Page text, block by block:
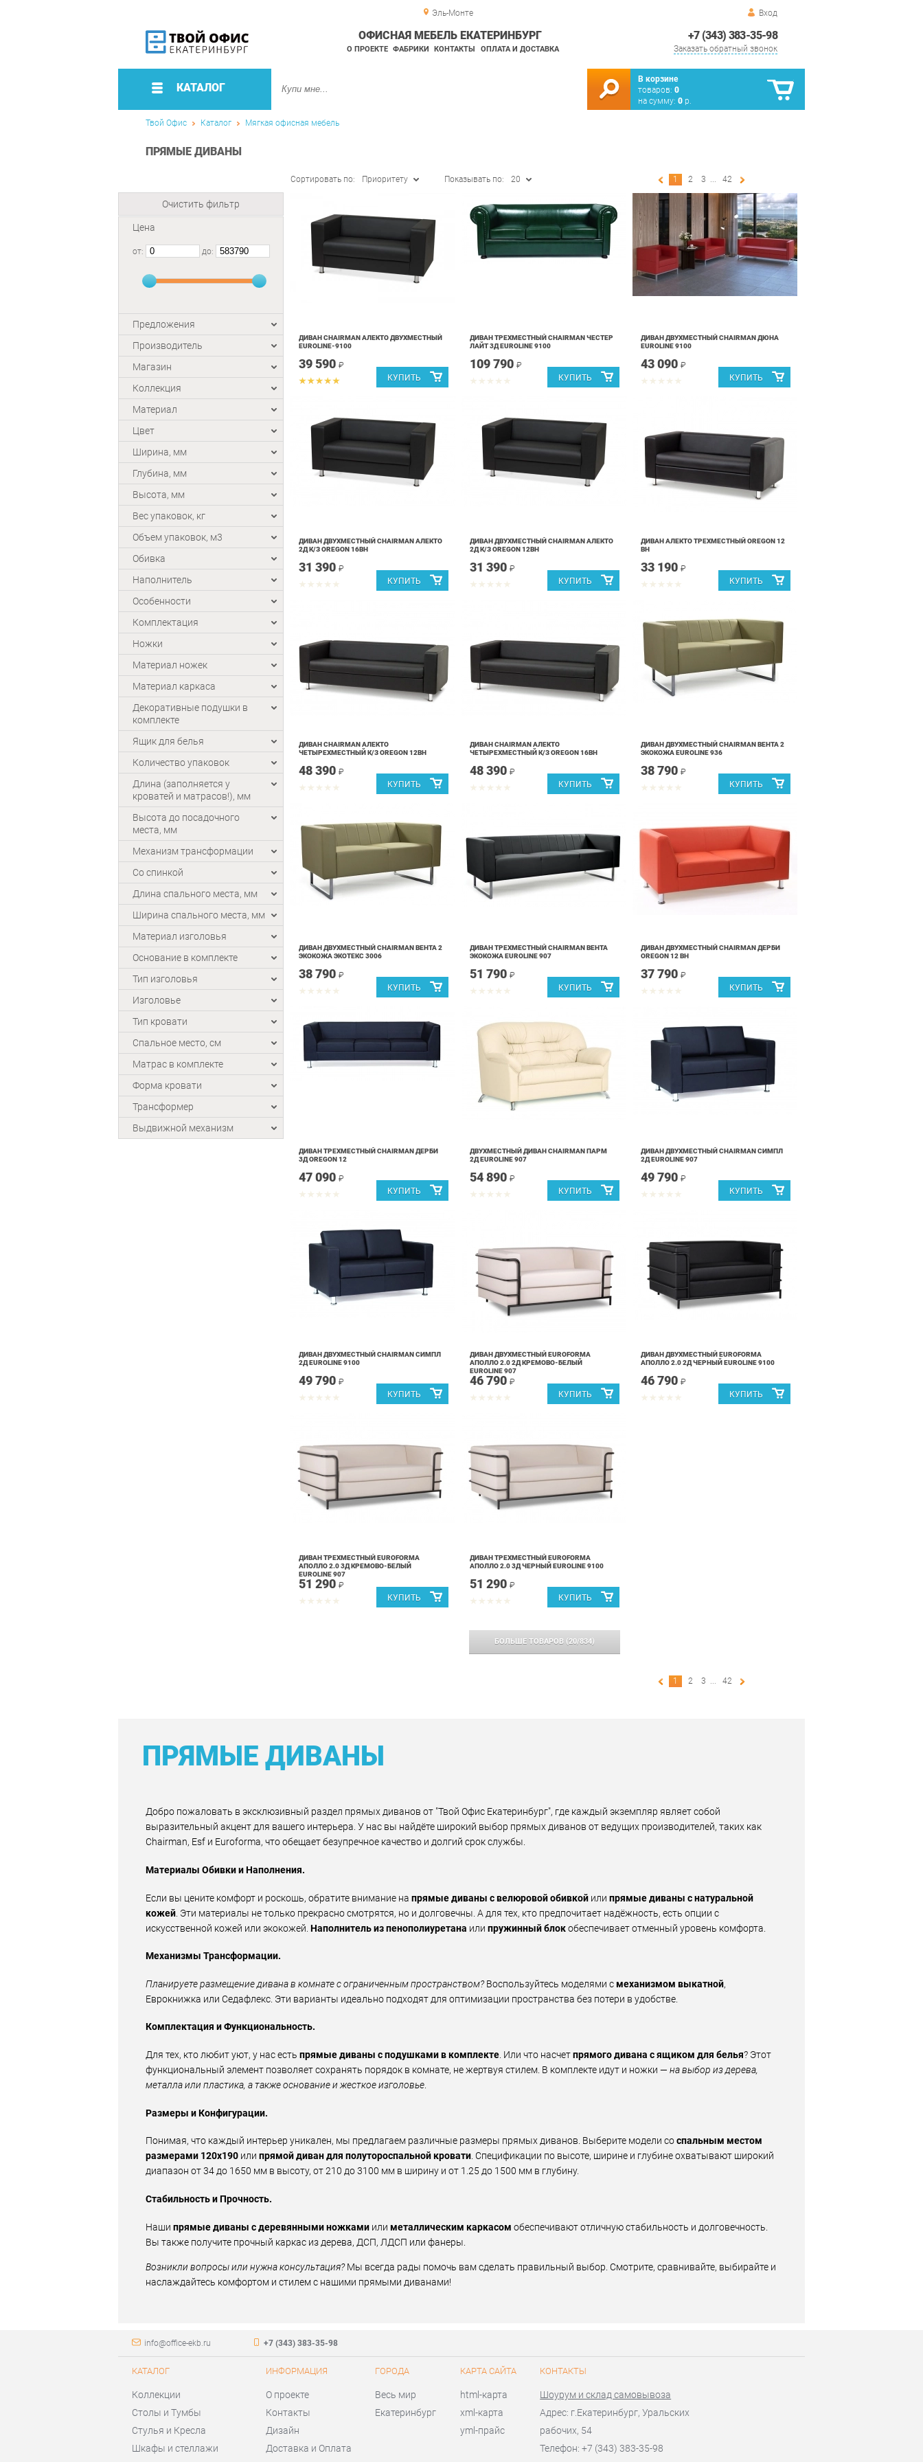
Эль-Монте Вход
+7 (343) 383-35-98
Заказать обратный звонок
ОФИСНАЯ МЕБЕЛЬ ЕКАТЕРИНБУРГ
О ПРОЕКТЕ ФАБРИКИ КОНТАКТЫ ОПЛАТА И ДОСТАВКА
КАТАЛОГ
В корзине
товаров: 0
на сумму: 0 р.
Твой Офис Каталог Мягкая офисная мебель
ПРЯМЫЕ ДИВАНЫ
Очистить фильтр
Цена
от: до:
Предложения
Производитель
Магазин
Коллекция
Материал
Цвет
Ширина, мм
Глубина, мм
Высота, мм
Вес упаковок, кг
Объем упаковок, м3
Обивка
Наполнитель
Особенности
Комплектация
Ножки
Материал ножек
Материал каркаса
Декоративные подушки в
комплекте
Ящик для белья
Количество упаковок
Длина (заполняется у
кроватей и матрасов!), мм
Высота до посадочного
места, мм
Механизм трансформации
Со спинкой
Длина спального места, мм
Ширина спального места, мм
Материал изголовья
Основание в комплекте
Тип изголовья
Изголовье
Тип кровати
Спальное место, см
Матрас в комплекте
Форма кровати
Трансформер
Выдвижной механизм
Сортировать по: Приоритету Показывать по: 20 1 2 3 ... 42
ДИВАН CHAIRMAN АЛЕКТО ДВУХМЕСТНЫЙ
EUROLINE-9100
39 590 ₽
ДИВАН ТРЕХМЕСТНЫЙ CHAIRMAN ЧЕСТЕР
ЛАЙТ 3Д EUROLINE 9100
109 790 ₽
ДИВАН ДВУХМЕСТНЫЙ CHAIRMAN ДЮНА
EUROLINE 9100
43 090 ₽
ДИВАН ДВУХМЕСТНЫЙ CHAIRMAN АЛЕКТО
2Д К/З OREGON 16ВН
31 390 ₽
ДИВАН ДВУХМЕСТНЫЙ CHAIRMAN АЛЕКТО
2Д К/З OREGON 12ВН
31 390 ₽
ДИВАН АЛЕКТО ТРЕХМЕСТНЫЙ OREGON 12
ВН
33 190 ₽
ДИВАН CHAIRMAN АЛЕКТО
ЧЕТЫРЕХМЕСТНЫЙ К/З OREGON 12ВН
48 390 ₽
ДИВАН CHAIRMAN АЛЕКТО
ЧЕТЫРЕХМЕСТНЫЙ К/З OREGON 16ВН
48 390 ₽
ДИВАН ДВУХМЕСТНЫЙ CHAIRMAN ВЕНТА 2
ЭКОКОЖА EUROLINE 936
38 790 ₽
ДИВАН ДВУХМЕСТНЫЙ CHAIRMAN ВЕНТА 2
ЭКОКОЖА ЭКОТЕКС 3006
38 790 ₽
ДИВАН ТРЕХМЕСТНЫЙ CHAIRMAN ВЕНТА
ЭКОКОЖА EUROLINE 907
51 790 ₽
ДИВАН ДВУХМЕСТНЫЙ CHAIRMAN ДЕРБИ
OREGON 12 ВН
37 790 ₽
ДИВАН ТРЕХМЕСТНЫЙ CHAIRMAN ДЕРБИ
3Д OREGON 12
47 090 ₽
ДВУХМЕСТНЫЙ ДИВАН CHAIRMAN ПАРМ
2Д EUROLINE 907
54 890 ₽
ДИВАН ДВУХМЕСТНЫЙ CHAIRMAN СИМПЛ
2Д EUROLINE 907
49 790 ₽
ДИВАН ДВУХМЕСТНЫЙ CHAIRMAN СИМПЛ
2Д EUROLINE 9100
49 790 ₽
ДИВАН ДВУХМЕСТНЫЙ EUROFORMA
АПОЛЛО 2.0 2Д КРЕМОВО-БЕЛЫЙ
EUROLINE 907
46 790 ₽
ДИВАН ДВУХМЕСТНЫЙ EUROFORMA
АПОЛЛО 2.0 2Д ЧЕРНЫЙ EUROLINE 9100
46 790 ₽
ДИВАН ТРЕХМЕСТНЫЙ EUROFORMA
АПОЛЛО 2.0 3Д КРЕМОВО-БЕЛЫЙ
EUROLINE 907
51 290 ₽
ДИВАН ТРЕХМЕСТНЫЙ EUROFORMA
АПОЛЛО 2.0 3Д ЧЕРНЫЙ EUROLINE 9100
51 290 ₽
БОЛЬШЕ ТОВАРОВ(20/834)
1 2 3 ... 42
ПРЯМЫЕ ДИВАНЫ
Добро пожаловать в эксклюзивный раздел прямых диванов от "Твой Офис Екатеринбург", где каждый экземпляр являет собой
выразительный акцент для вашего интерьера. У нас вы найдёте широкий выбор прямых диванов от ведущих производителей, таких как
Chairman, Esf и Euroforma, что обещает безупречное качество и долгий срок службы.
Материалы Обивки и Наполнения.
Если вы цените комфорт и роскошь, обратите внимание на прямые диваны с велюровой обивкой или прямые диваны с натуральной
кожей . Эти материалы не только прекрасно смотрятся, но и долговечны. А для тех, кто предпочитает надёжность, есть опции с
искусственной кожей или экокожей. Наполнитель из пенополиуретана или пружинный блокобеспечивает отменный уровень комфорта.
Механизмы Трансформации.
Планируете размещение дивана в комнате с ограниченным пространством?Воспользуйтесь моделями смеханизмом выкатной,
Еврокнижка или Седафлекс. Эти варианты идеально подходят для оптимизации пространства без потери в удобстве.
Комплектация и Функциональность.
Для тех, кто любит уют, у нас есть прямые диваны с подушками в комплекте . Или что насчетпрямого дивана с ящиком для белья? Этот
функциональный элемент позволяет сохранять порядок в комнате, не жертвуя стилем. В комплекте идут и ножки — на выбор из дерева,
металла или пластика, а также основание и жесткое изголовье
Размеры и Конфигурации.
Понимая, что каждый интерьер уникален, мы предлагаем различные размеры прямых диванов. Выберите модели соспальным местом
размерами 120x190 или прямой диван для полутороспальной кровати. Спецификации по высоте, ширине и глубине охватывают широкий
диапазон от 34 до 1650 мм в высоту, от 210 до 3100 мм в ширину и от 1.25 до 1500 мм в глубину.
Стабильность и Прочность.
Наши прямые диваны с деревянными ножками или металлическим каркасом обеспечивают отличную стабильность и долговечность.
Вы также получите прочный каркас из дерева, ДСП, ЛДСП или фанеры.
Возникли вопросы или нужна консультация?Мы всегда рады помочь вам сделать правильный выбор. Смотрите, сравнивайте, выбирайте и
наслаждайтесь комфортом и стилем с нашими прямыми диванами!
info@office-ekb.ru +7 (343) 383-35-98
КАТАЛОГ
Коллекции
Столы и Тумбы
Стулья и Кресла
Шкафы и стеллажи
ИНФОРМАЦИЯ
О проекте
Контакты
Дизайн
Доставка и Оплата
ГОРОДА
Весь мир
Екатеринбург
КАРТА САЙТА
html-карта
xml-карта
yml-прайс
КОНТАКТЫ
Шоурум и склад самовывоза
Адрес: г.Екатеринбург, Уральских
рабочих, 54
Телефон: +7 (343) 383-35-98